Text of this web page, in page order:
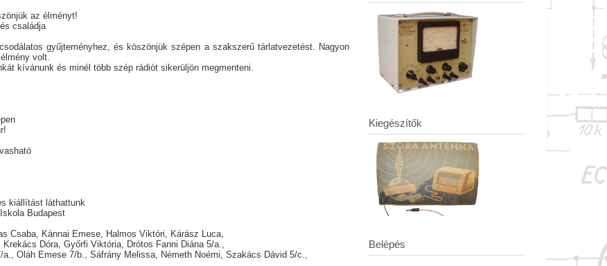
az élményt!
családja
gyűjteményhez, és köszönjük szépen a szakszerű tárlatvezetést. Nagyon
volt.
kívánunk és minél több szép rádiót sikerüljön megmenteni.
kiállítást láthattunk
Budapest
Csaba, Kánnai Emese, Halmos Viktóri, Kárász Luca,
Krekács Dóra, Győrfi Viktória, Drótos Fanni Diána 5/a.,
a., Oláh Emese 7/b., Sáfrány Melissa, Németh Noémi, Szakács Dávid 5/c.,
Kiegészítők
Belépés